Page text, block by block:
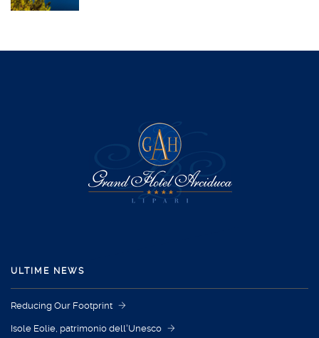
ULTIME NEWS
Reducing Our Footprint
Isole Eolie, patrimonio dell'Unesco